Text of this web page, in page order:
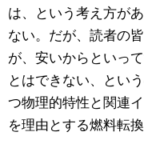
は、という考え方が
ない。だが、読者の
が、安いからといっ
とはできない、とい
つ物理的特性と関連
を理由とする燃料転